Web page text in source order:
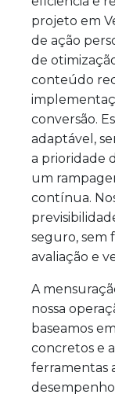
projeto em
de ação
de
conteúdo
conversão.
adaptável,
a prioridade
um
contínua.
seguro, sem
avaliação e
A
nossa
baseamos
concretos e
ferramentas
desempenho